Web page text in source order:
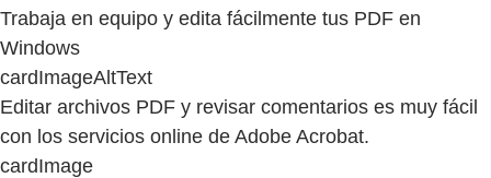
Trabaja en equipo y edita fácilmente tus PDF en
Windows
cardImageAltText
Editar archivos PDF y revisar comentarios es muy fácil
con los servicios online de Adobe Acrobat.
cardImage